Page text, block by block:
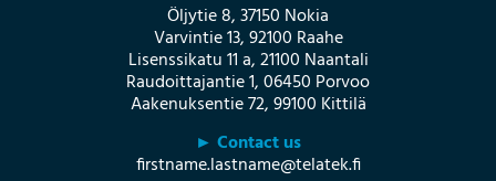
Öljytie 8, 37150 Nokia
Varvintie 13, 92100 Raahe
Lisenssikatu 11 a, 21100 Naantali
Raudoittajantie 1, 06450 Porvoo
Aakenuksentie 72, 99100 Kittilä
► Contact us
firstname.lastname@telatek.fi